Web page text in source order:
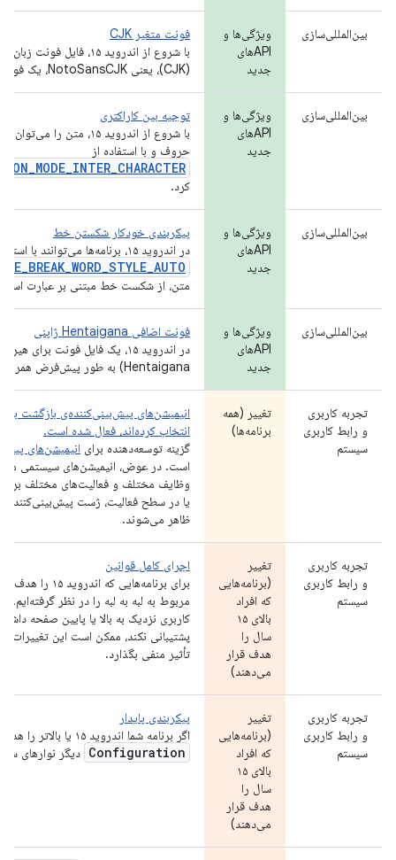
بین‌المللی‌سازی
ویژگی‌ها و
APIهای
جدید
فونت متغیر CJK
با شروع از اندروید ۱۵،
(CJK)، یعنی NotoSansCJK، یک فونت متغیر است.
بین‌المللی‌سازی
ویژگی‌ها و
APIهای
جدید
توجیه بین کاراکتری
با شروع از اندروید ۱۵، متن
حروف و با استفاده از
کرد.
بین‌المللی‌سازی
ویژگی‌ها و
APIهای
جدید
پیکربندی خودکار شکستن خط
در اندروید ۱۵، برنامه‌ها می‌توانند با استفاده از گزینه
متن، از شکست خط مبتنی بر عبارت
بین‌المللی‌سازی
ویژگی‌ها و
APIهای
جدید
فونت اضافی Hentaigana ژاپنی
در اندروید ۱۵، یک فایل فونت
Hentaigana) به طور پیش‌فرض همراه سیستم عامل ارائه می‌شود.
تجربه کاربری
و رابط کاربری
سیستم
تغییر (همه
برنامه‌ها)
انیمیشن‌های پیش‌بینی‌کننده‌ی بازگشت
انتخاب کرده‌اند، فعال شده است.
گزینه توسعه‌دهنده برای انیمیشن‌های
است. در عوض، انیمیشن‌های سیستمی
وظایف مختلف و فعالیت‌های مختلف برای
یا در سطح فعالیت، ژست پیش‌بینی‌کننده
ظاهر می‌شوند.
تجربه کاربری
و رابط کاربری
سیستم
تغییر
(برنامه‌هایی
که افراد
بالای ۱۵
سال را
هدف قرار
می‌دهند)
اجرای کامل قوانین
برای برنامه‌هایی
مربوط به لبه به لبه را در نظر گرفته‌ایم.
پشتیبانی نکند، ممکن است این تغییرات
تأثیر منفی بگذارد.
تجربه کاربری
و رابط کاربری
سیستم
تغییر
(برنامه‌هایی
که افراد
بالای ۱۵
سال را
هدف قرار
می‌دهند)
پیکربندی پایدار
اگر برنامه شما اندروید ۱۵ یا بالاتر را هدف قرار می‌دهد،
Configuration دیگر نوارهای